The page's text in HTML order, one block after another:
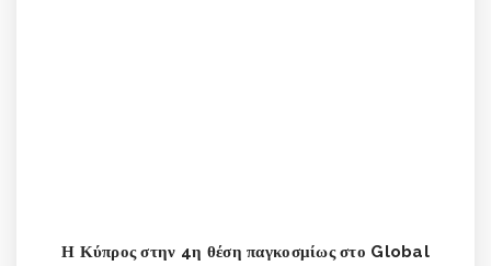
Η Κύπρος στην 4η θέση παγκοσμίως στο Global